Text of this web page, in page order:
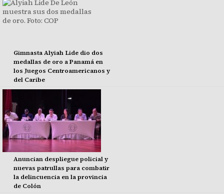
Gimnasta Alyiah Lide dio dos
medallas de oro a Panamá en
los Juegos Centroamericanos y
del Caribe
Anuncian despliegue policial y
nuevas patrullas para combatir
la delincuencia en la provincia
de Colón